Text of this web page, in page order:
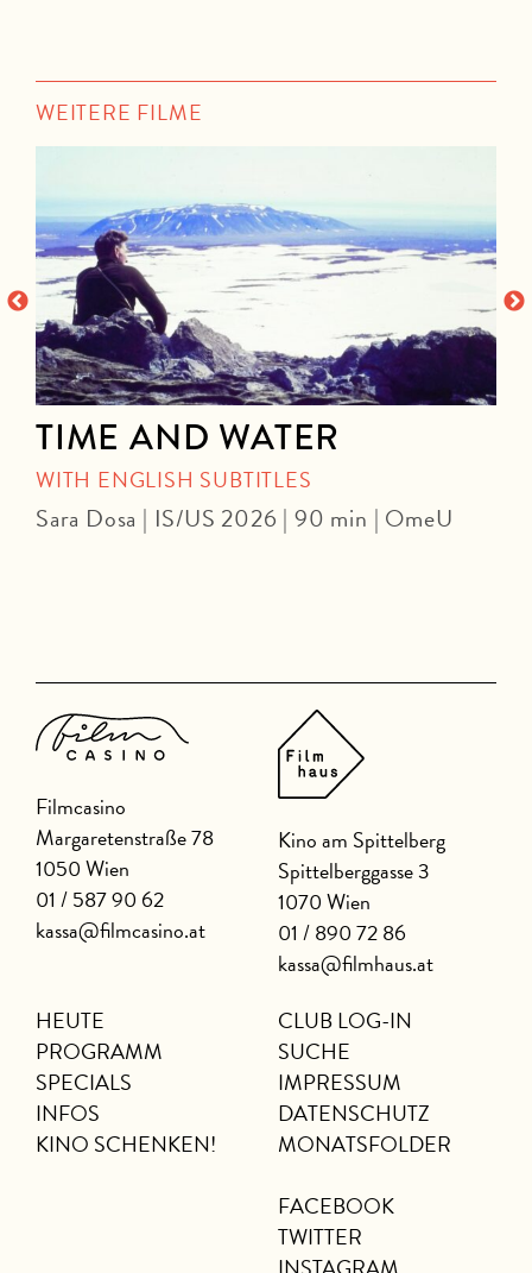
WEITERE FILME
TIME AND WATER
WITH ENGLISH SUBTITLES
Sara Dosa | IS/US 2026 | 90 min | OmeU
Filmcasino
Margaretenstraße 78
1050 Wien
01 / 587 90 62
kassa@filmcasino.at
Kino am Spittelberg
Spittelberggasse 3
1070 Wien
01 / 890 72 86
kassa@filmhaus.at
HEUTE
PROGRAMM
SPECIALS
INFOS
KINO SCHENKEN!
CLUB LOG-IN
SUCHE
IMPRESSUM
DATENSCHUTZ
MONATSFOLDER
FACEBOOK
TWITTER